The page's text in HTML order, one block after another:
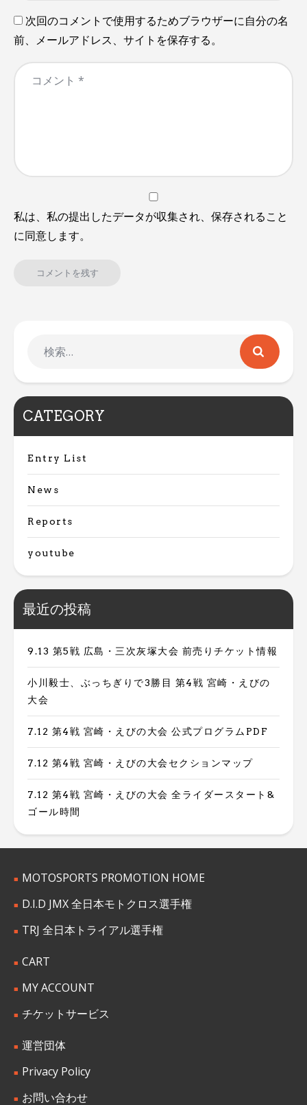
次回のコメントで使用するためブラウザーに自分の名
前、メールアドレス、サイトを保存する。
私は、私の提出したデータが収集され、保存されること
に同意します。
CATEGORY
Entry List
News
Reports
youtube
最近の投稿
9.13 第5戦 広島・三次灰塚大会 前売りチケット情報
小川毅士、ぶっちぎりで3勝目 第4戦 宮崎・えびの
大会
7.12 第4戦 宮崎・えびの大会 公式プログラムPDF
7.12 第4戦 宮崎・えびの大会セクションマップ
7.12 第4戦 宮崎・えびの大会 全ライダースタート&
ゴール時間
MOTOSPORTS PROMOTION HOME
D.I.D JMX 全日本モトクロス選手権
TRJ 全日本トライアル選手権
CART
MY ACCOUNT
チケットサービス
運営団体
Privacy Policy
お問い合わせ